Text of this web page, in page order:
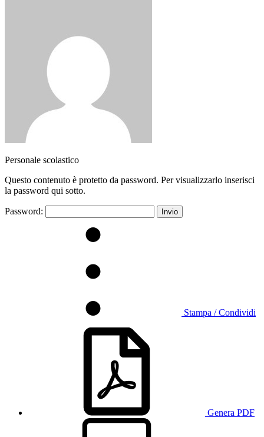
Personale scolastico
Questo contenuto è protetto da password. Per visualizzarlo inserisci
la password qui sotto.
Password:
Stampa / Condividi
Genera PDF